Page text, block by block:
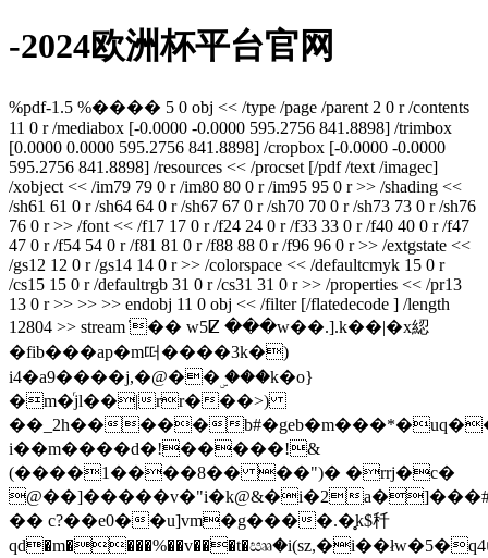
-2024欧洲杯平台官网
%pdf-1.5 %���� 5 0 obj << /type /page /parent 2 0 r /contents
11 0 r /mediabox [-0.0000 -0.0000 595.2756 841.8898] /trimbox
[0.0000 0.0000 595.2756 841.8898] /cropbox [-0.0000 -0.0000
595.2756 841.8898] /resources << /procset [/pdf /text /imagec]
/xobject << /im79 79 0 r /im80 80 0 r /im95 95 0 r >> /shading <<
/sh61 61 0 r /sh64 64 0 r /sh67 67 0 r /sh70 70 0 r /sh73 73 0 r /sh76
76 0 r >> /font << /f17 17 0 r /f24 24 0 r /f33 33 0 r /f40 40 0 r /f47
47 0 r /f54 54 0 r /f81 81 0 r /f88 88 0 r /f96 96 0 r >> /extgstate <<
/gs12 12 0 r /gs14 14 0 r >> /colorspace << /defaultcmyk 15 0 r
/cs15 15 0 r /defaultrgb 31 0 r /cs31 31 0 r >> /properties << /pr13
13 0 r >> >> >> endobj 11 0 obj << /filter [/flatedecode ] /length
12804 >> stream ̔�� w5ⵇ ���w��.].k��|�x綛
�fib���ap�m떠����3k�)
i4�a9����j,�@��ۣ ���k�o}
�m�ͬjl��|rr���>)
��_2h�����
i��m����d�!�����!&
(����1����8�� ��")� �rrj�c�
@��]�����v�"i�k@&�i�2
�� c?��e0��u]vm�g����.�̥k$䄭